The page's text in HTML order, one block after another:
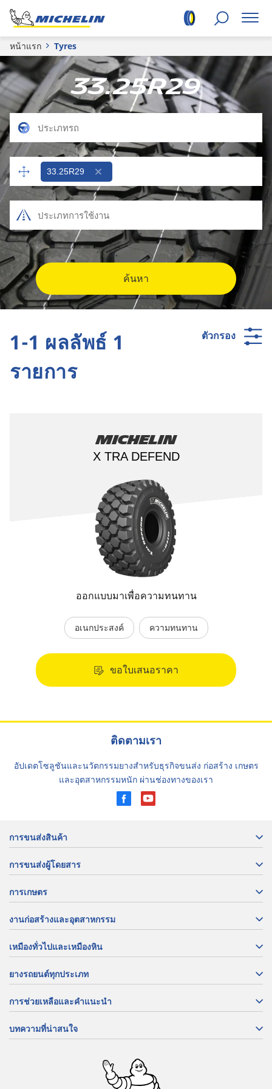
หน้าแรก Tyres
33.25R29
33.25R29
ค้นหา
ตัวกรอง
1-1 ผลลัพธ์ 1
รายการ
Michelin
X TRA DEFEND
ออกแบบมาเพื่อความทนทาน
อเนกประสงค์ ความทนทาน
ขอใบเสนอราคา
ติดตามเรา
อัปเดตโซลูชันและนวัตกรรมยางสำหรับธุรกิจขนส่ง ก่อสร้าง เกษตร
และอุตสาหกรรมหนัก ผ่านช่องทางของเรา
การขนส่งสินค้า
การขนส่งผู้โดยสาร
การเกษตร
งานก่อสร้างและอุตสาหกรรม
เหมืองทั่วไปและเหมืองหิน
ยางรถยนต์ทุกประเภท
การช่วยเหลือและคำแนะนำ
บทความที่น่าสนใจ